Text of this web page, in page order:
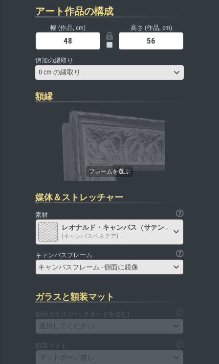
アート作品の構成
幅 (作品, cm) 高さ (作品, cm)
追加の縁取り
0 cm の縁取り
額縁
媒体＆ストレッチャー
素材
レオナルド・キャンバス（サテン）
(キャンバスベネチア)
キャンバスフレーム
キャンバスフレーム - 側面に鏡像
ガラスと額装マット
額用ガラス (バックボードを含む)
選択してください
額装マット
マットボード無し